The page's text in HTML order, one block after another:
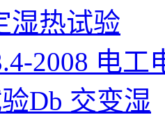
湿热试验
2008 电
Db 交变湿